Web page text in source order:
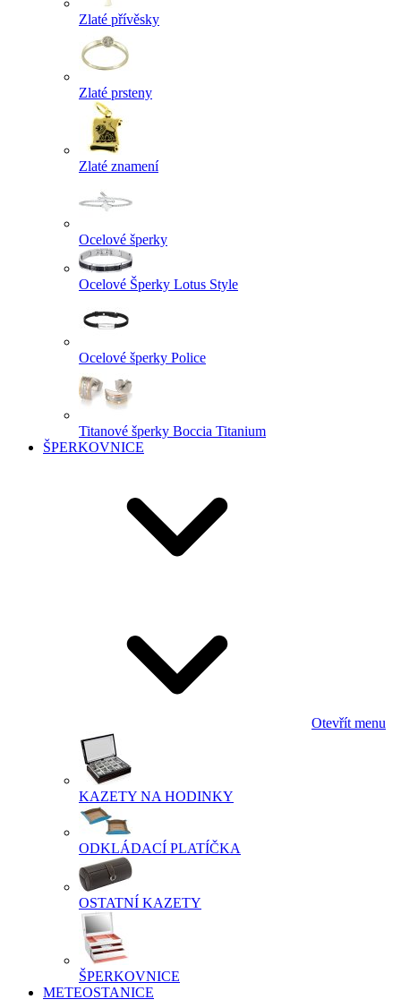
Zlaté přívěsky
Zlaté prsteny
Zlaté znamení
Ocelové šperky
Ocelové Šperky Lotus Style
Ocelové šperky Police
Titanové šperky Boccia Titanium
ŠPERKOVNICE
Otevřít menu
KAZETY NA HODINKY
ODKLÁDACÍ PLATÍČKA
OSTATNÍ KAZETY
ŠPERKOVNICE
METEOSTANICE